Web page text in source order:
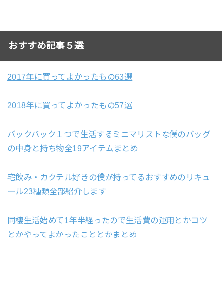
おすすめ記事５選
2017年に買ってよかったもの63選
2018年に買ってよかったもの57選
バックパック１つで生活するミニマリストな僕のバッグ
の中身と持ち物全19アイテムまとめ
宅飲み・カクテル好きの僕が持ってるおすすめのリキュ
ール23種類全部紹介します
同棲生活始めて1年半経ったので生活費の運用とかコツ
とかやってよかったこととかまとめ